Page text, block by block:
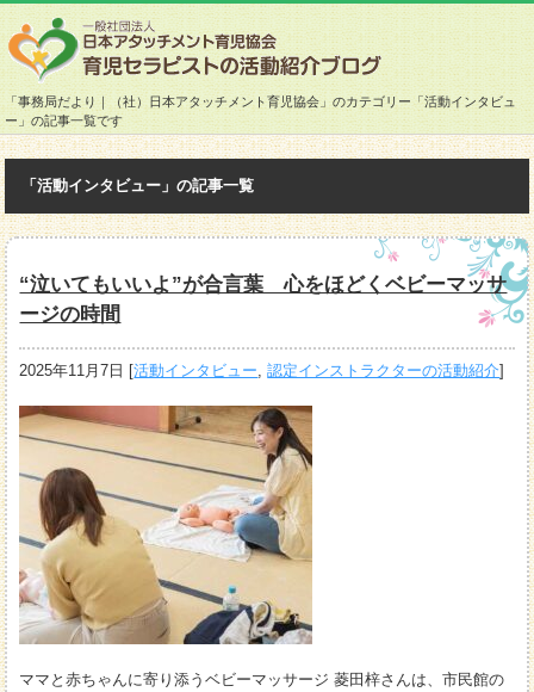
「事務局だより｜（社）日本アタッチメント育児協会」のカテゴリー「活動インタビュ
ー」の記事一覧です
「活動インタビュー」の記事一覧
“泣いてもいいよ”が合言葉 心をほどくベビーマッサ
ージの時間
2025年11月7日 [活動インタビュー,認定インストラクターの活動紹介]
ママと赤ちゃんに寄り添うベビーマッサージ 菱田梓さんは、市民館の